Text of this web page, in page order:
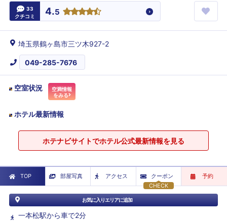
33
クチコミ
4.5
埼玉県鶴ヶ島市三ツ木927-2
049-285-7676
空室状況
空満情報
をみる
ホテル最新情報
ホテナビサイトでホテル公式最新情報を見る
TOP 部屋写真
アクセス
CHECK
クーポン 予約
お気に入りエリアに追加
一本松駅から車で2分